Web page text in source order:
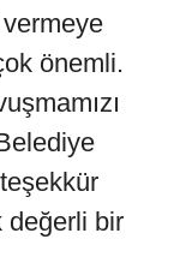
önemli.
değerli bir